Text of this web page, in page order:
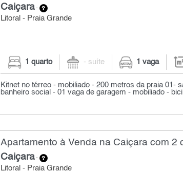
Caiçara-
Litoral - Praia Grande
1 quarto - suíte 1 vaga
Kitnet no térreo - mobiliado - 200 metros da praia 01-
banheiro social - 01 vaga de garagem - mobiliado -
Apartamento à Venda na Caiçara com 2
Caiçara-
Litoral - Praia Grande